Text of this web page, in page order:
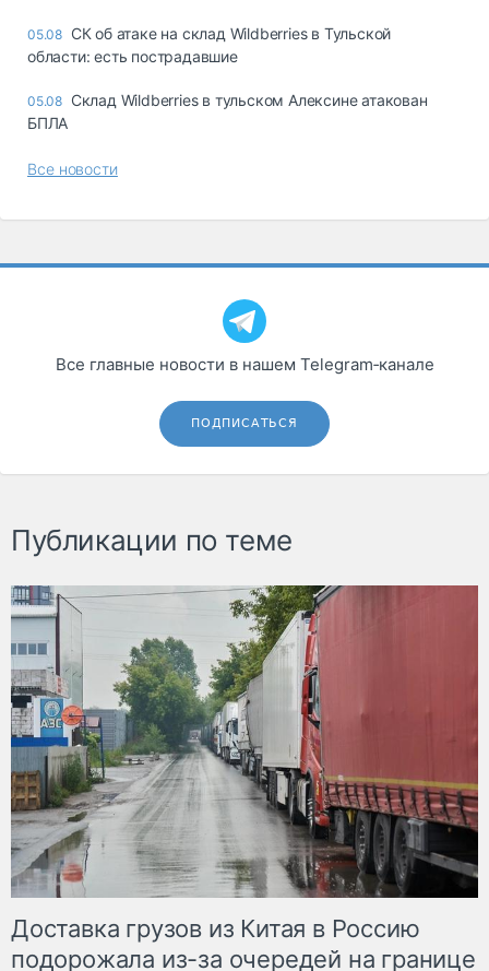
05.08 СК об атаке на склад Wildberries в Тульской
области: есть пострадавшие
05.08 Склад Wildberries в тульском Алексине атакован
БПЛА
Все новости
Все главные новости в нашем Telegram‑канале
ПОДПИСАТЬСЯ
Публикации по теме
Доставка грузов из Китая в Россию
подорожала из-за очередей на границе